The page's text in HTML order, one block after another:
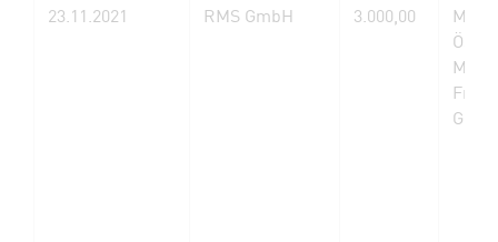
23.11.2021 RMS GmbH 3.000,00
MFG